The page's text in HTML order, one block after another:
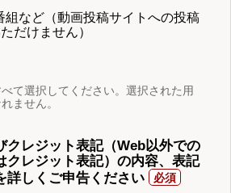
組など（動画投稿サイトへの投稿
だけません）
て選択してください。選択された用
ません。
クレジット表記（Web以外での
クレジット表記）の内容、表記
詳しくご申告ください